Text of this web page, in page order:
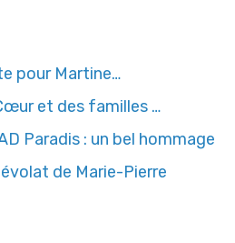
pour Martine…
et des familles …
Paradis : un bel hommage
de Marie-Pierre